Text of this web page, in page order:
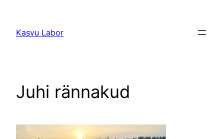
juurde
Kasvu Labor
Juhi rännakud